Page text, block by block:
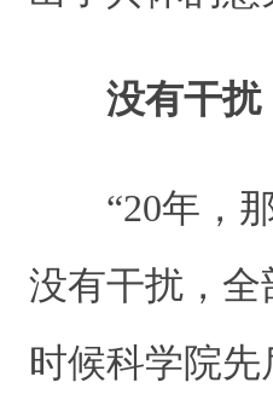
没有干扰
“20年，那
没有干扰，
时候科学院